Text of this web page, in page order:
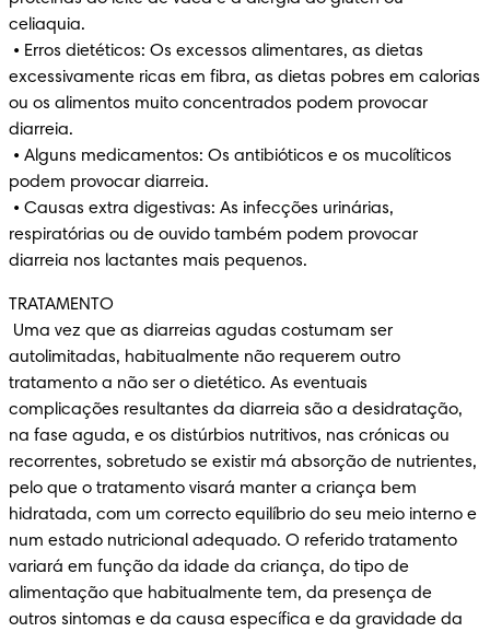
celiaquia.
excessivamente ricas em fibra, as dietas pobres em calorias
ou os alimentos muito concentrados podem provocar
diarreia.
podem provocar diarreia.
respiratórias ou de ouvido também podem provocar
diarreia nos lactantes mais pequenos.
TRATAMENTO
autolimitadas, habitualmente não requerem outro
tratamento a não ser o dietético. As eventuais
complicações resultantes da diarreia são a desidratação,
na fase aguda, e os distúrbios nutritivos, nas crónicas ou
recorrentes, sobretudo se existir má absorção de nutrientes,
pelo que o tratamento visará manter a criança bem
hidratada, com um correcto equilíbrio do seu meio interno e
num estado nutricional adequado. O referido tratamento
variará em função da idade da criança, do tipo de
alimentação que habitualmente tem, da presença de
outros sintomas e da causa específica e da gravidade da